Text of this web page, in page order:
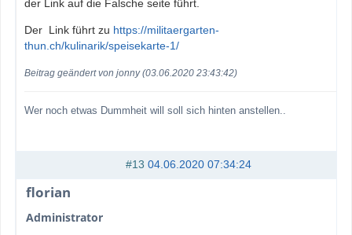
der Link auf die Falsche seite führt.
Der Link führt zu https://militaergarten-
thun.ch/kulinarik/speisekarte-1/
Beitrag geändert von jonny (03.06.2020 23:43:42)
Wer noch etwas Dummheit will soll sich hinten anstellen..
#13 04.06.2020 07:34:24
florian
Administrator